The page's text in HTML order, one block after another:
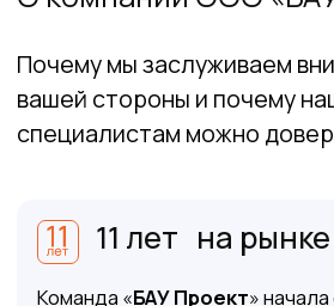
Бау проект владеет допусками по
экологическому, технологическому и
референс-листе.
Референс-лист